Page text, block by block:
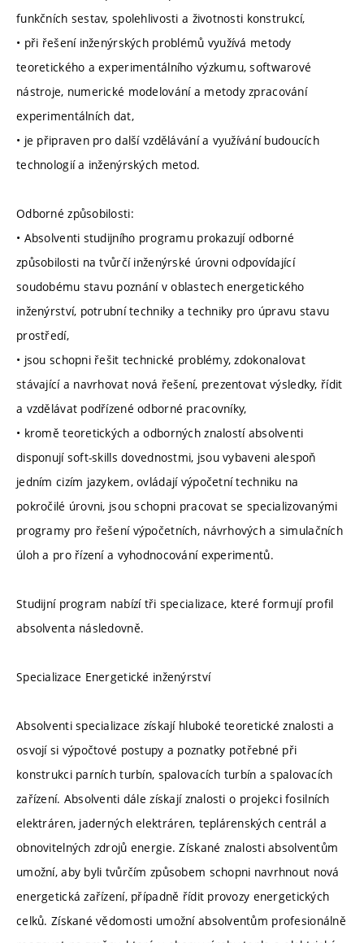
funkčních sestav, spolehlivosti a životnosti konstrukcí,
• při řešení inženýrských problémů využívá metody
teoretického a experimentálního výzkumu, softwarové
nástroje, numerické modelování a metody zpracování
experimentálních dat,
• je připraven pro další vzdělávání a využívání budoucích
technologií a inženýrských metod.
Odborné způsobilosti:
• Absolventi studijního programu prokazují odborné
způsobilosti na tvůrčí inženýrské úrovni odpovídající
soudobému stavu poznání v oblastech energetického
inženýrství, potrubní techniky a techniky pro úpravu stavu
prostředí,
• jsou schopni řešit technické problémy, zdokonalovat
stávající a navrhovat nová řešení, prezentovat výsledky, řídit
a vzdělávat podřízené odborné pracovníky,
• kromě teoretických a odborných znalostí absolventi
disponují soft-skills dovednostmi, jsou vybaveni alespoň
jedním cizím jazykem, ovládají výpočetní techniku na
pokročilé úrovni, jsou schopni pracovat se specializovanými
programy pro řešení výpočetních, návrhových a simulačních
úloh a pro řízení a vyhodnocování experimentů.
Studijní program nabízí tři specializace, které formují profil
absolventa následovně.
Specializace Energetické inženýrství
Absolventi specializace získají hluboké teoretické znalosti a
osvojí si výpočtové postupy a poznatky potřebné při
konstrukci parních turbín, spalovacích turbín a spalovacích
zařízení. Absolventi dále získají znalosti o projekci fosilních
elektráren, jaderných elektráren, teplárenských centrál a
obnovitelných zdrojů energie. Získané znalosti absolventům
umožní, aby byli tvůrčím způsobem schopni navrhnout nová
energetická zařízení, případně řídit provozy energetických
celků. Získané vědomosti umožní absolventům profesionálně